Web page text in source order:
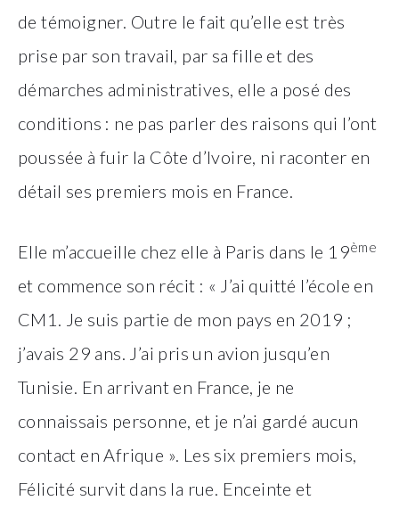
de témoigner. Outre le fait qu’elle est très
prise par son travail, par sa fille et des
démarches administratives, elle a posé des
conditions : ne pas parler des raisons qui l’ont
poussée à fuir la Côte d’Ivoire, ni raconter en
détail ses premiers mois en France.
Elle m’accueille chez elle à Paris dans le 19ème
et commence son récit : « J’ai quitté l’école en
CM1. Je suis partie de mon pays en 2019 ;
j’avais 29 ans. J’ai pris un avion jusqu’en
Tunisie. En arrivant en France, je ne
connaissais personne, et je n’ai gardé aucun
contact en Afrique ». Les six premiers mois,
Félicité survit dans la rue. Enceinte et